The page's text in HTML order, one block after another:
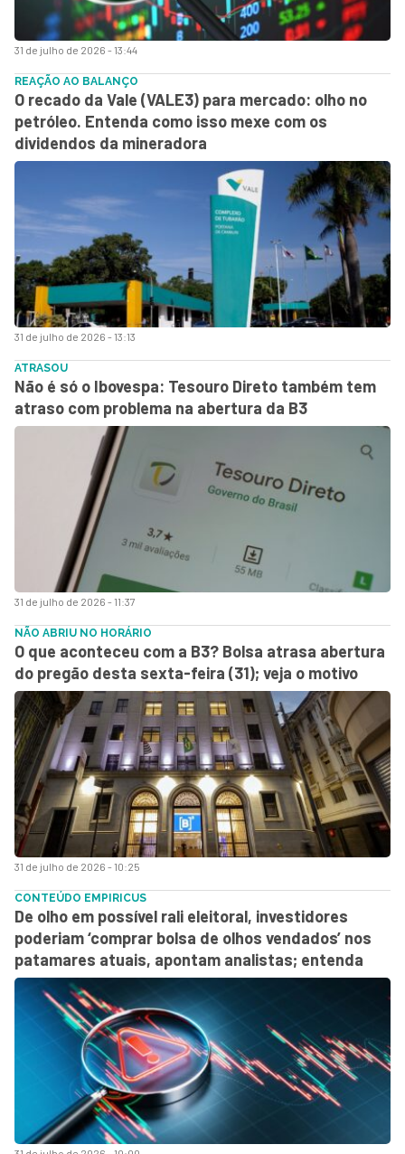
31 de julho de 2026 - 13:44
31 de julho de 2026 - 13:13
REAÇÃO AO BALANÇO
O recado da Vale (VALE3) para mercado: olho no
petróleo. Entenda como isso mexe com os
dividendos da mineradora
31 de julho de 2026 - 11:37
ATRASOU
Não é só o Ibovespa: Tesouro Direto também tem
atraso com problema na abertura da B3
31 de julho de 2026 - 10:25
NÃO ABRIU NO HORÁRIO
O que aconteceu com a B3? Bolsa atrasa abertura
do pregão desta sexta-feira (31); veja o motivo
CONTEÚDO EMPIRICUS
De olho em possível rali eleitoral, investidores
poderiam ‘comprar bolsa de olhos vendados’ nos
patamares atuais, apontam analistas; entenda